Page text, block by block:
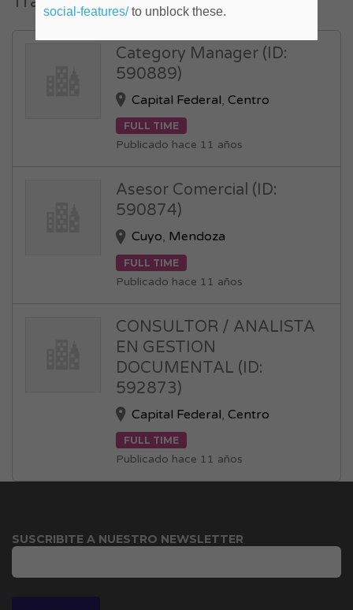
Category Manager (ID:
590889)
Capital Federal,Centro
FULL TIME
Publicado hace 11 años
Asesor Comercial (ID:
590874)
Cuyo, Mendoza
FULL TIME
Publicado hace 11 años
CONSULTOR / ANALISTA
EN GESTION
DOCUMENTAL (ID:
592873)
Capital Federal,Centro
FULL TIME
Publicado hace 11 años
SUSCRIBITE A NUESTRO NEWSLETTER
social-features/to unblock these.